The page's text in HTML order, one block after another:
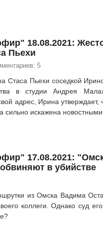
18.08.2021:
Пьехи
5
Стаса Пьехи соседкой
в студии Андрея
адрес, Ирина утверждает,
сильно искажена
17.08.2021:
в убийстве
из Омска Вадима
коллеги. Однако суд